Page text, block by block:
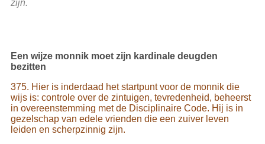
zijn.
Een wijze monnik moet zijn kardinale deugden
bezitten
375. Hier is inderdaad het startpunt voor de monnik die
wijs is: controle over de zintuigen, tevredenheid, beheerst
in overeenstemming met de Disciplinaire Code. Hij is in
gezelschap van edele vrienden die een zuiver leven
leiden en scherpzinnig zijn.